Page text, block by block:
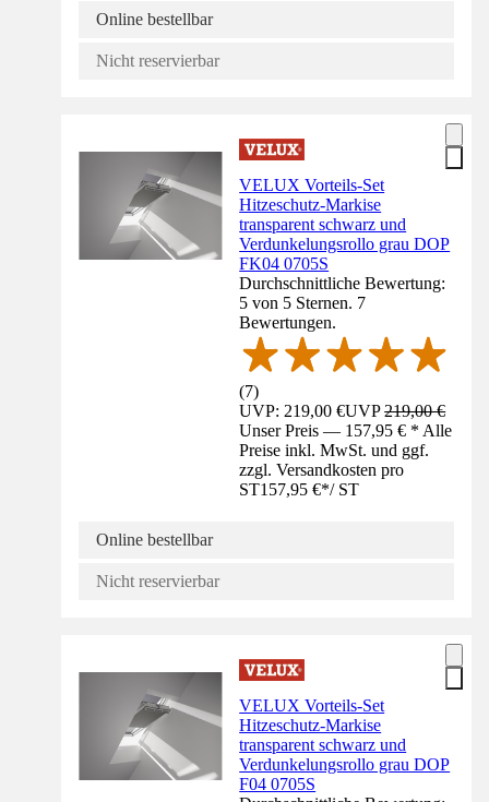
Online bestellbar
Nicht reservierbar
VELUX Vorteils-Set
Hitzeschutz-Markise
transparent schwarz und
Verdunkelungsrollo grau DOP
FK04 0705S
Durchschnittliche Bewertung:
5 von 5 Sternen. 7
Bewertungen.
(7)
UVP: 219,00 €UVP219,00 €
Unser Preis — 157,95 € * Alle
Preise inkl. MwSt. und ggf.
zzgl. Versandkosten pro
ST157,95 €*/ ST
Online bestellbar
Nicht reservierbar
VELUX Vorteils-Set
Hitzeschutz-Markise
transparent schwarz und
Verdunkelungsrollo grau DOP
F04 0705S